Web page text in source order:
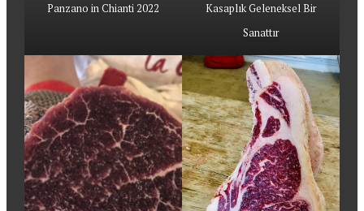
Panzano in Chianti 2022
Kasaplık Geleneksel Bir
Sanattır